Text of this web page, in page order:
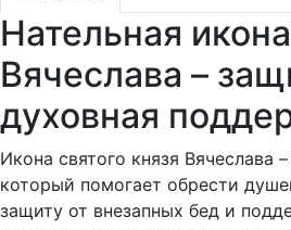
Нательная
Вячеслава –
духовная
Икона святого князя Вячеслава
который помогает обрести
защиту от внезапных бед и